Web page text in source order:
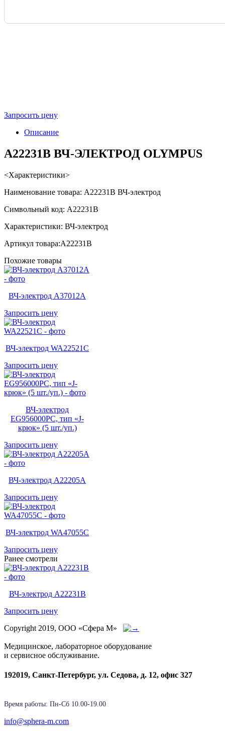
Запросить цену
Описание
A22231B ВЧ-ЭЛЕКТРОД OLYMPUS
<Характеристики>
Наименование товара: A22231B ВЧ-электрод
Символьный код: A22231B
Характеристики: ВЧ-электрод
Артикул товара:A22231B
Похожие товары
ВЧ-электрод A37012A
Запросить цену
ВЧ-электрод WA22521C
Запросить цену
ВЧ-электрод
EG956000PC, тип «J-
крюк» (5 шт./уп.)
Запросить цену
ВЧ-электрод A22205A
Запросить цену
ВЧ-электрод WA47055C
Запросить цену
Ранее смотрели
ВЧ-электрод A22231B
Запросить цену
Copyright 2019, ООО «Сфера М»
Медицинское, лабораторное оборудование
и сервисное обслуживание.
192019, Санкт-Петербург, ул. Седова, д. 12, офис 327
Время работы: Пн-Cб 10.00-19.00
info@sphera-m.com